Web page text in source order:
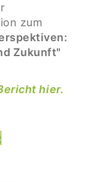
zum
Zukunft"
hier.